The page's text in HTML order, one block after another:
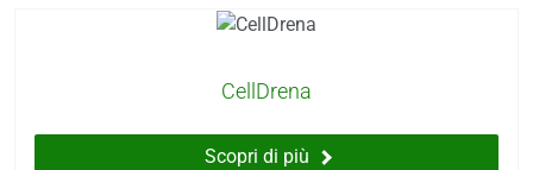
CellDrena
Scopri di più